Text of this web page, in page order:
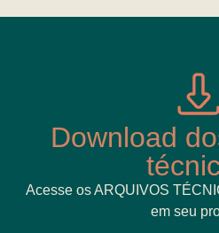
Download
Acesse os ARQUIVOS
em seu